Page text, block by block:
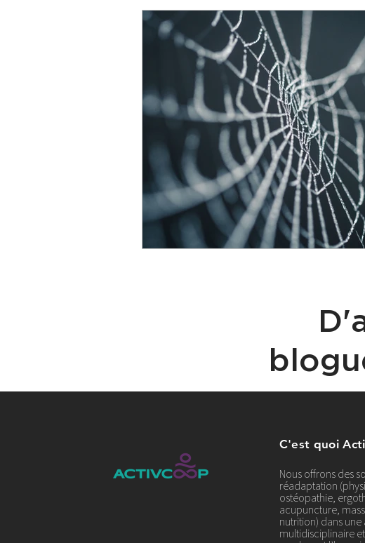
C'est quoi
Nous offrons des
réadaptation
ostéopathie,
acupuncture,
nutrition) dans
multidisciplinaire